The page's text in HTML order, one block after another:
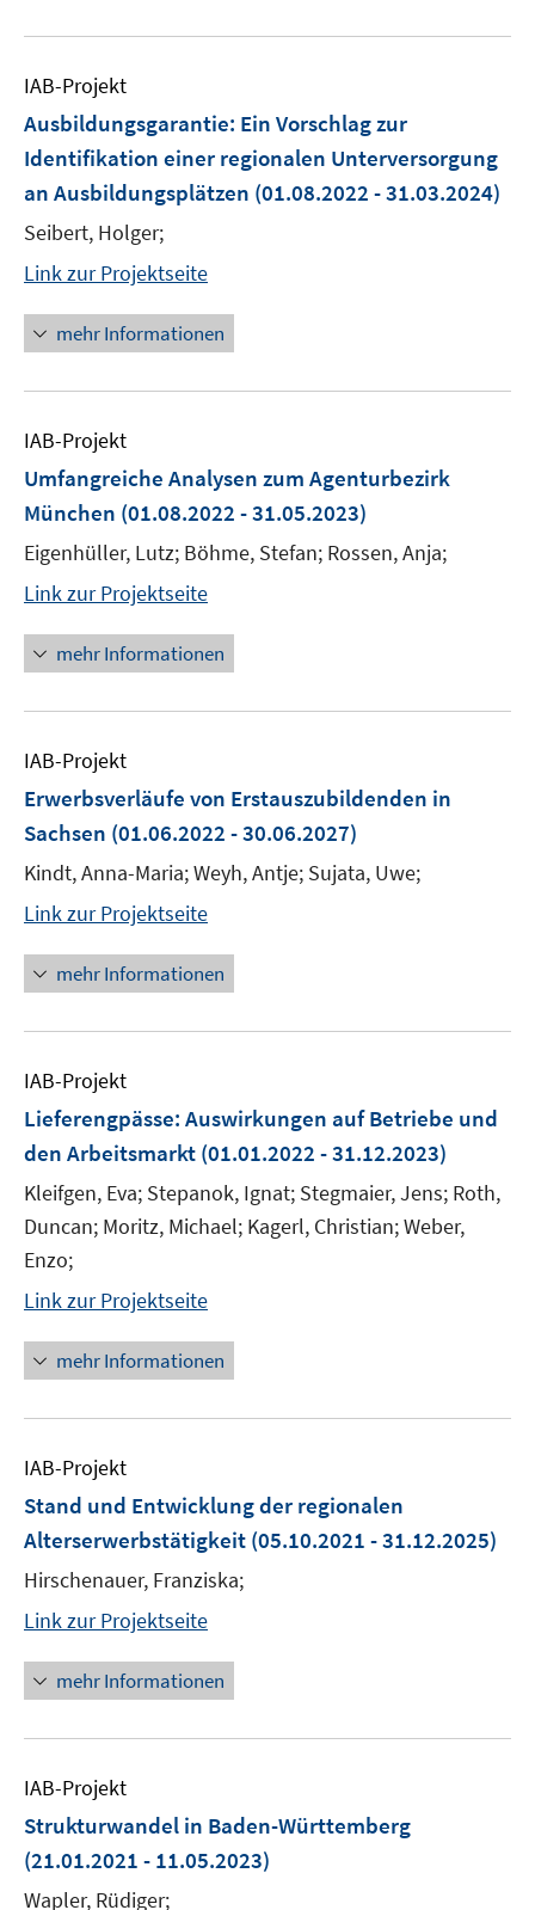
IAB-Projekt
Ausbildungsgarantie: Ein Vorschlag zur
Identifikation einer regionalen Unterversorgung
an Ausbildungsplätzen (01.08.2022 - 31.03.2024)
Seibert, Holger;
Link zur Projektseite
mehr Informationen
IAB-Projekt
Umfangreiche Analysen zum Agenturbezirk
München (01.08.2022 - 31.05.2023)
Eigenhüller, Lutz; Böhme, Stefan; Rossen, Anja;
Link zur Projektseite
mehr Informationen
IAB-Projekt
Erwerbsverläufe von Erstauszubildenden in
Sachsen (01.06.2022 - 30.06.2027)
Kindt, Anna-Maria; Weyh, Antje; Sujata, Uwe;
Link zur Projektseite
mehr Informationen
IAB-Projekt
Lieferengpässe: Auswirkungen auf Betriebe und
den Arbeitsmarkt (01.01.2022 - 31.12.2023)
Kleifgen, Eva; Stepanok, Ignat; Stegmaier, Jens; Roth,
Duncan; Moritz, Michael; Kagerl, Christian; Weber,
Enzo;
Link zur Projektseite
mehr Informationen
IAB-Projekt
Stand und Entwicklung der regionalen
Alterserwerbstätigkeit (05.10.2021 - 31.12.2025)
Hirschenauer, Franziska;
Link zur Projektseite
mehr Informationen
IAB-Projekt
Strukturwandel in Baden-Württemberg
(21.01.2021 - 11.05.2023)
Wapler, Rüdiger;